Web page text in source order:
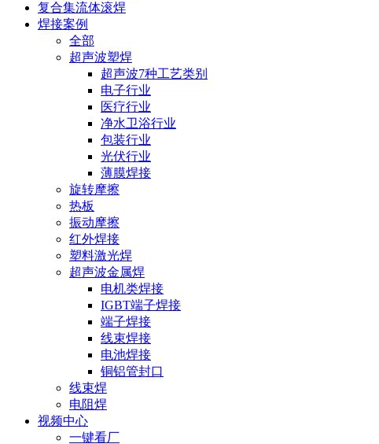
复合集流体滚焊
焊接案例
全部
超声波塑焊
超声波7种工艺类别
电子行业
医疗行业
净水卫浴行业
包装行业
光伏行业
薄膜焊接
旋转摩擦
热板
振动摩擦
红外焊接
塑料激光焊
超声波金属焊
电机类焊接
IGBT端子焊接
端子焊接
线束焊接
电池焊接
铜铝管封口
线束焊
电阻焊
视频中心
一键看厂